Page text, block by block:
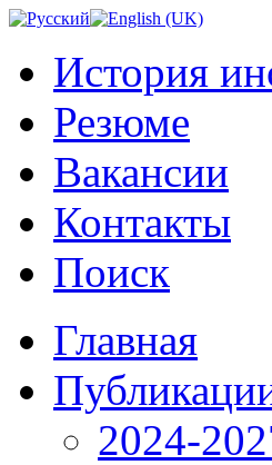
История
Резюме
Вакансии
Контакты
Поиск
Главная
2024-